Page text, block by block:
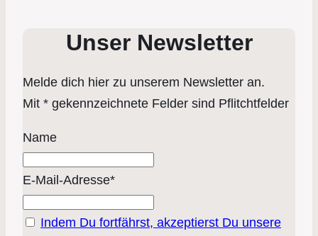
Unser Newsletter
Melde dich hier zu unserem Newsletter an.
Mit * gekennzeichnete Felder sind Pflitchtfelder
Name
E-Mail-Adresse*
Indem Du fortfährst, akzeptierst Du unsere